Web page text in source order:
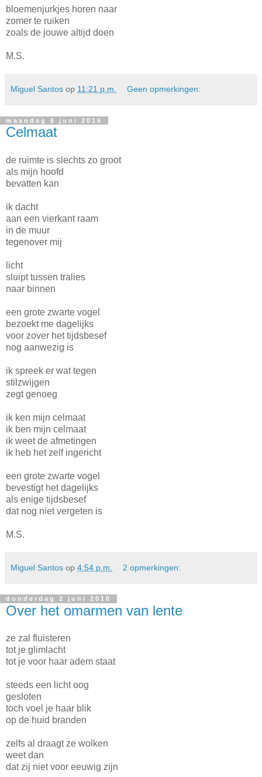
bloemenjurkjes horen naar
zomer te ruiken
zoals de jouwe altijd doen
M.S.
Miguel Santos op 11:21 p.m. Geen opmerkingen:
maandag 6 juni 2016
Celmaat
de ruimte is slechts zo groot
als mijn hoofd
bevatten kan
ik dacht
aan een vierkant raam
in de muur
tegenover mij
licht
sluipt tussen tralies
naar binnen
een grote zwarte vogel
bezoekt me dagelijks
voor zover het tijdsbesef
nog aanwezig is
ik spreek er wat tegen
stilzwijgen
zegt genoeg
ik ken mijn celmaat
ik ben mijn celmaat
ik weet de afmetingen
ik heb het zelf ingericht
een grote zwarte vogel
bevestigt het dagelijks
als enige tijdsbesef
dat nog niet vergeten is
M.S.
Miguel Santos op 4:54 p.m. 2 opmerkingen:
donderdag 2 juni 2016
Over het omarmen van lente
ze zal fluisteren
tot je glimlacht
tot je voor haar adem staat
steeds een licht oog
gesloten
toch voel je haar blik
op de huid branden
zelfs al draagt ze wolken
weet dan
dat zij niet voor eeuwig zijn